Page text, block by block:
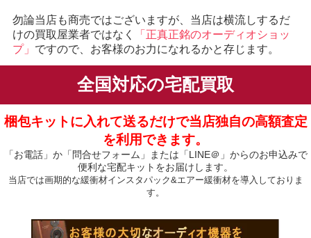
勿論当店も商売ではございますが、当店は横流しするだ
けの買取屋業者ではなく
「正真正銘のオーディオショッ
プ」 ですので、お客様のお力になれるかと存じます。
全国対応の宅配買取
梱包キットに入れて送るだけで当店独自の高額査定
を利用できます。
「お電話」か「問合せフォーム」または「LINE＠」からのお申込みで
便利な宅配キットをお届けします。
当店では画期的な緩衝材インスタパック&エアー緩衝材を導入しておりま
す。